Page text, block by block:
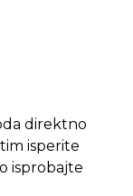
direktno
isperite
isprobajte